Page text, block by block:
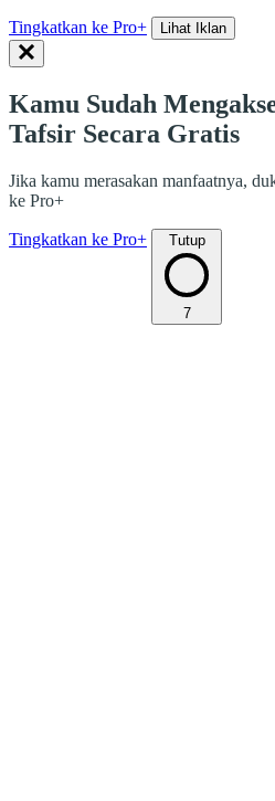
Tingkatkan ke Pro+ Lihat Iklan
Kamu Sudah
Tafsir Secara Gratis
Jika kamu merasakan manfaatnya,
ke Pro+
Tingkatkan ke Pro+ Tutup
7